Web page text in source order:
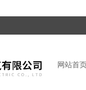
网站首